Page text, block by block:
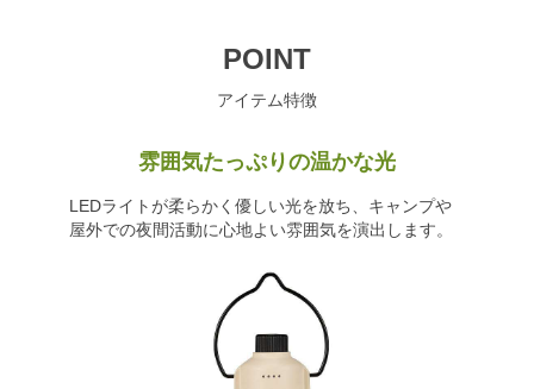
POINT
アイテム特徴
雰囲気たっぷりの温かな光
LEDライトが柔らかく優しい光を放ち、キャンプや
屋外での夜間活動に心地よい雰囲気を演出します。